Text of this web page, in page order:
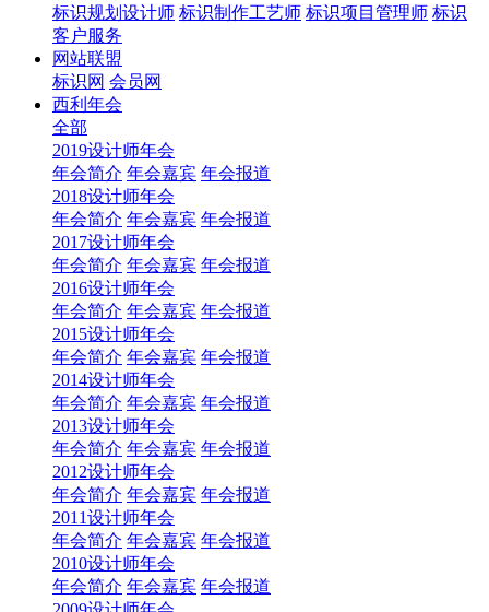
标识规划设计师 标识制作工艺师 标识项目管理师 标识
客户服务
网站联盟
标识网 会员网
西利年会
全部
2019设计师年会
年会简介 年会嘉宾 年会报道
2018设计师年会
年会简介 年会嘉宾 年会报道
2017设计师年会
年会简介 年会嘉宾 年会报道
2016设计师年会
年会简介 年会嘉宾 年会报道
2015设计师年会
年会简介 年会嘉宾 年会报道
2014设计师年会
年会简介 年会嘉宾 年会报道
2013设计师年会
年会简介 年会嘉宾 年会报道
2012设计师年会
年会简介 年会嘉宾 年会报道
2011设计师年会
年会简介 年会嘉宾 年会报道
2010设计师年会
年会简介 年会嘉宾 年会报道